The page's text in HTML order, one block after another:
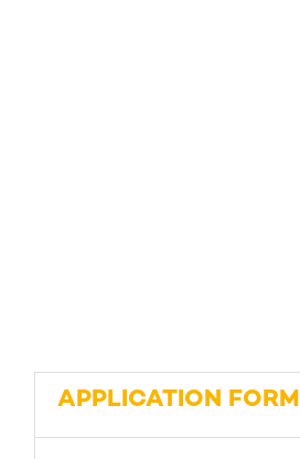
APPLICATION FORM